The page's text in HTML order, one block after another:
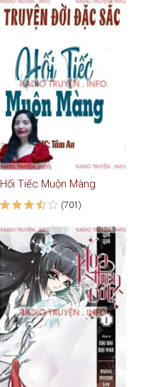
Hối Tiếc Muộn Màng
(701)